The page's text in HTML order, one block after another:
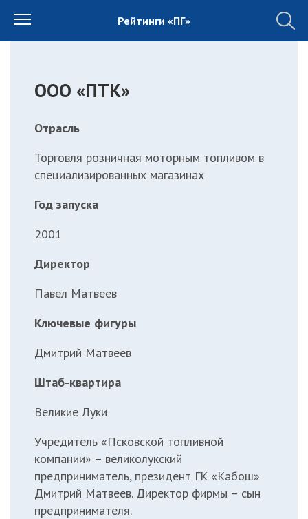
Рейтинги «ПГ»
ООО «ПТК»
Отрасль
Торговля розничная моторным топливом в
специализированных магазинах
Год запуска
2001
Директор
Павел Матвеев
Ключевые фигуры
Дмитрий Матвеев
Штаб-квартира
Великие Луки
Учредитель «Псковской топливной
компании» – великолукский
предприниматель, президент ГК «Кабош»
Дмитрий Матвеев. Директор фирмы – сын
предпринимателя.